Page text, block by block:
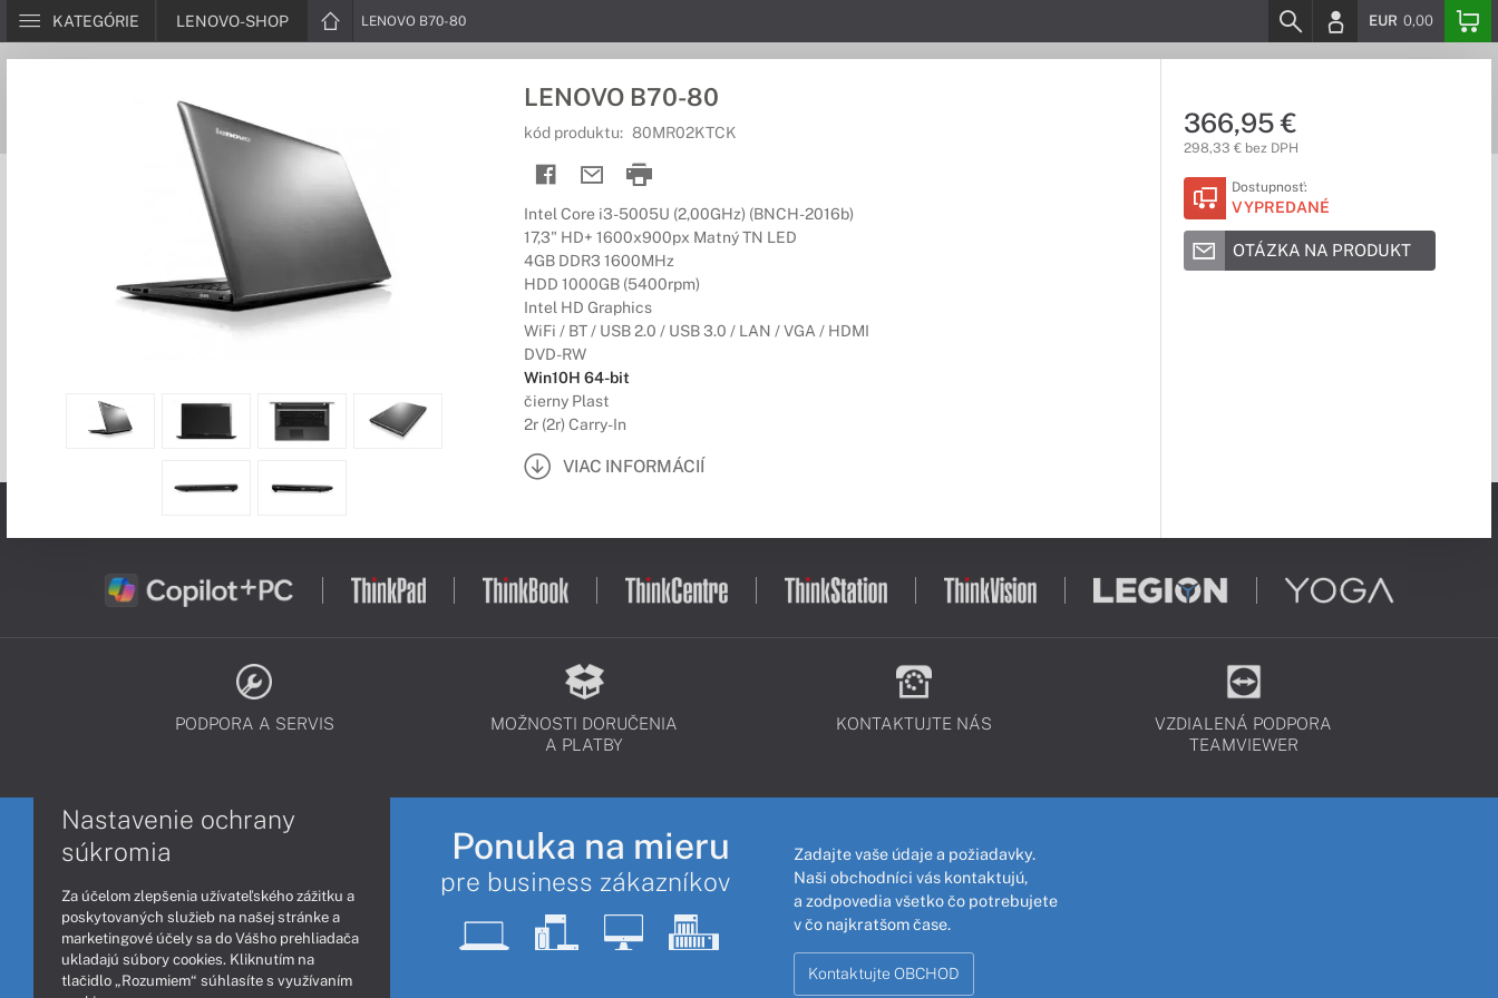
KATEGÓRIE LENOVO-SHOP LENOVO B70-80 EUR 0,00
LENOVO B70-80
kód produktu: 80MR02KTCK
Intel Core i3-5005U (2,00GHz) (BNCH-2016b)
17,3" HD+ 1600x900px Matný TN LED
4GB DDR3 1600MHz
HDD 1000GB (5400rpm)
Intel HD Graphics
WiFi / BT / USB 2.0 / USB 3.0 / LAN / VGA / HDMI
DVD-RW
Win10H 64-bit
čierny Plast
2r (2r) Carry-In
VIAC INFORMÁCIÍ
366,95 €
298,33 € bez DPH
Dostupnosť:
VYPREDANÉ
OTÁZKA NA PRODUKT
PODPORA A SERVIS
MOŽNOSTI DORUČENIA
A PLATBY
KONTAKTUJTE NÁS
VZDIALENÁ PODPORA
TEAMVIEWER
Ponuka na mieru
pre business zákazníkov
Zadajte vaše údaje a požiadavky.
Naši obchodníci vás kontaktujú,
a zodpovedia všetko čo potrebujete
v čo najkratšom čase.
Kontaktujte OBCHOD
Nastavenie ochrany
súkromia
Za účelom zlepšenia užívateľského zážitku a
poskytovaných služieb na našej stránke a
marketingové účely sa do Vášho prehliadača
ukladajú súbory cookies. Kliknutím na
tlačidlo „Rozumiem“ súhlasíte s využívaním